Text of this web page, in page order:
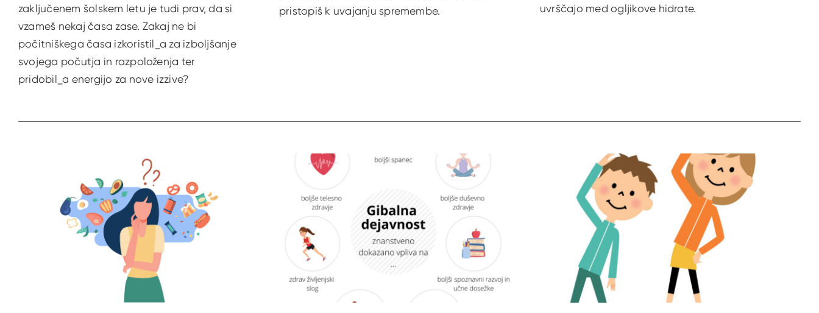
zaključenem šolskem letu je tudi prav, da si
vzameš nekaj časa zase. Zakaj ne bi
počitniškega časa izkoristil_a za izboljšanje
svojega počutja in razpoloženja ter
pridobil_a energijo za nove izzive?
pristopiš k uvajanju spremembe.
uvrščajo med ogljikove hidrate.